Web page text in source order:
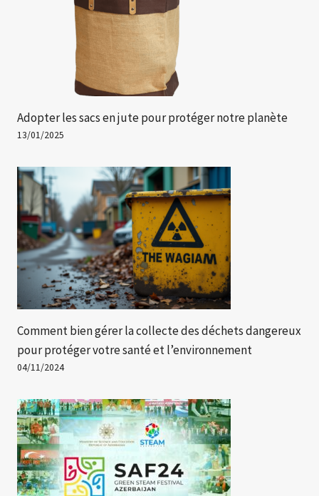
Adopter les sacs en jute pour protéger notre planète
13/01/2025
Comment bien gérer la collecte des déchets dangereux
pour protéger votre santé et l’environnement
04/11/2024